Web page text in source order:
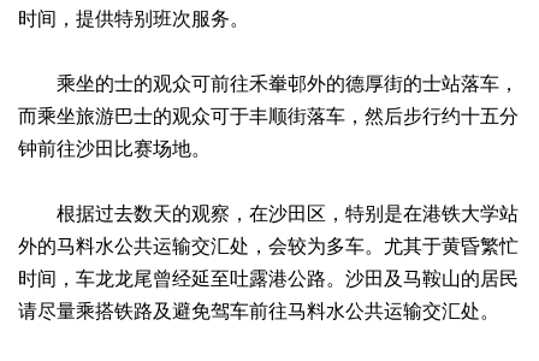
时间，提供特别班次服务。
乘坐的士的观众可前往禾輋邨外的德厚街的士站落车，
而乘坐旅游巴士的观众可于丰顺街落车，然后步行约十五分
钟前往沙田比赛场地。
根据过去数天的观察，在沙田区，特别是在港铁大学站
外的马料水公共运输交汇处，会较为多车。尤其于黄昏繁忙
时间，车龙龙尾曾经延至吐露港公路。沙田及马鞍山的居民
请尽量乘搭铁路及避免驾车前往马料水公共运输交汇处。